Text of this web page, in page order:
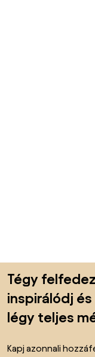
Tégy
inspirálódj és
légy teljes
Kapj azonnali